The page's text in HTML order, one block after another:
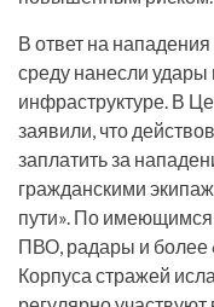
В ответ на
среду нанесли
инфраструктуре. В
заявили, что
заплатить за
гражданскими
пути». По
ПВО, радары и более
Корпуса стражей